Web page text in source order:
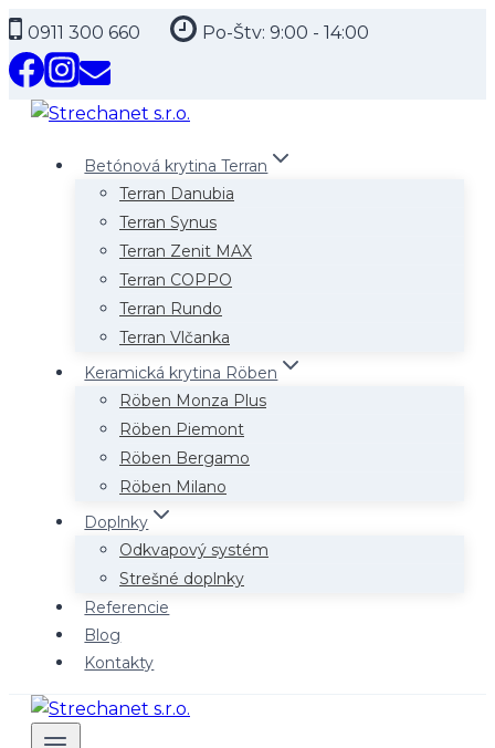
Skip
to
content
0911 300 660 Po-Štv: 9:00 - 14:00
Betónová krytina Terran
Terran Danubia
Terran Synus
Terran Zenit MAX
Terran COPPO
Terran Rundo
Terran Vlčanka
Keramická krytina Röben
Röben Monza Plus
Röben Piemont
Röben Bergamo
Röben Milano
Doplnky
Odkvapový systém
Strešné doplnky
Referencie
Blog
Kontakty